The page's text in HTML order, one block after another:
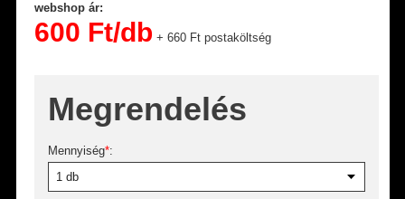
webshop ár:
600 Ft/db + 660 Ft postaköltség
Megrendelés
Mennyiség*: